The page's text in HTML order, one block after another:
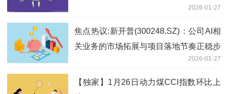
2026-01-27
焦点热议:新开普(300248.SZ)：公司AI相
关业务的市场拓展与项目落地节奏正稳步
2026-01-27
【独家】1月26日动力煤CCI指数环比上